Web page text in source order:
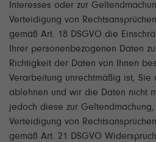
Interesses oder zur
Verteidigung von
gemäß Art. 18 DSGVO die
Ihrer personenbezogenen Daten
Richtigkeit der Daten von Ihnen
Verarbeitung unrechtmäßig ist, Sie
ablehnen und wir die Daten nicht
jedoch diese zur
Verteidigung von
gemäß Art. 21 DSGVO